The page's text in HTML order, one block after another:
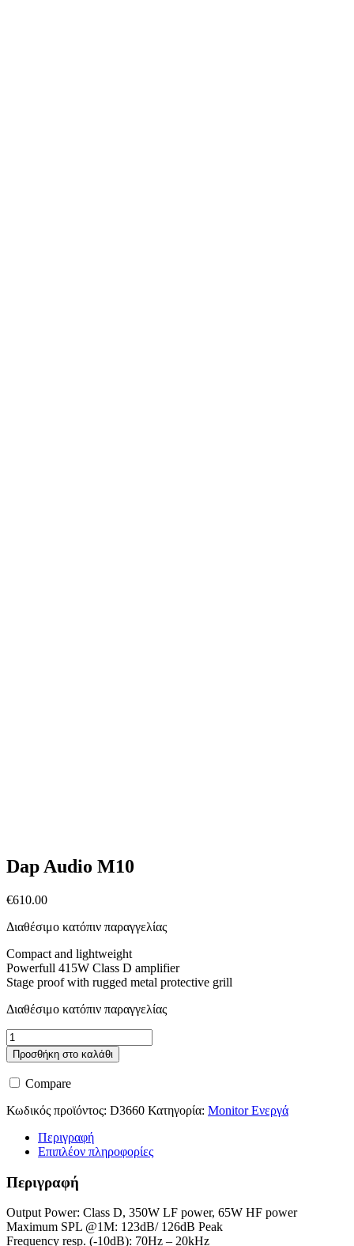
Dap Audio M10
€610.00
Διαθέσιμο κατόπιν παραγγελίας
Compact and lightweight
Powerfull 415W Class D amplifier
Stage proof with rugged metal protective grill
Διαθέσιμο κατόπιν παραγγελίας
Dap
Audio
M10
ποσότητα
Προσθήκη στο καλάθι
Compare
Κωδικός προϊόντος: D3660 Κατηγορία: Monitor Ενεργά
Περιγραφή
Επιπλέον πληροφορίες
Περιγραφή
Output Power: Class D, 350W LF power, 65W HF power
Maximum SPL @1M: 123dB/ 126dB Peak
Frequency resp. (-10dB): 70Hz – 20kHz